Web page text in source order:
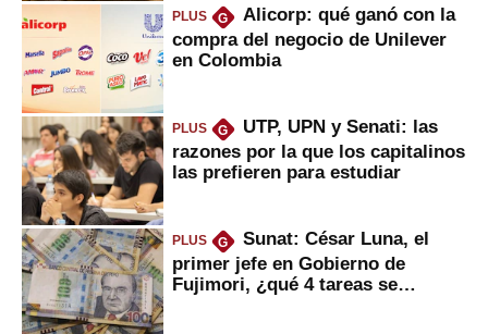
PLUS G
Alicorp: qué ganó con la
compra del negocio de Unilever
en Colombia
PLUS G
UTP, UPN y Senati: las
razones por la que los capitalinos
las prefieren para estudiar
PLUS G
Sunat: César Luna, el
primer jefe en Gobierno de
Fujimori, ¿qué 4 tareas se